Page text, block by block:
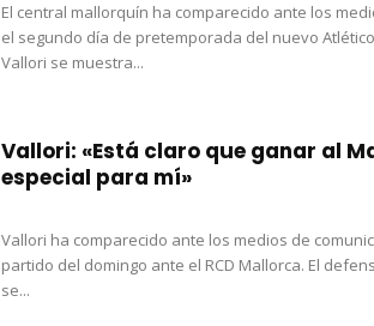
El central mallorquín ha comparecido ante los
el segundo día de pretemporada del nuevo
Vallori se muestra...
Vallori: «Está claro que ganar al
especial para mí»
Vallori ha comparecido ante los medios de
partido del domingo ante el RCD Mallorca. El
se...